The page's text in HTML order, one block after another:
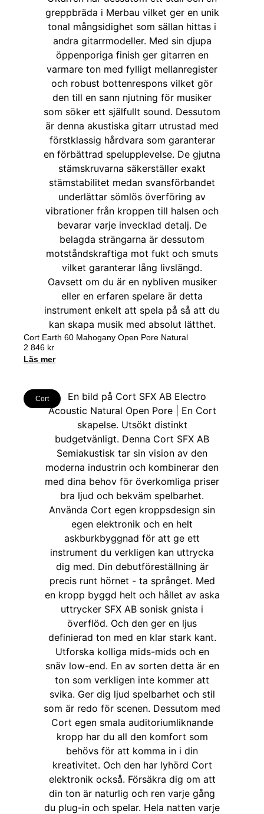
Cort Earth 60 Mahogany Open Pore Natural
2 846 kr
Läs mer
Cort